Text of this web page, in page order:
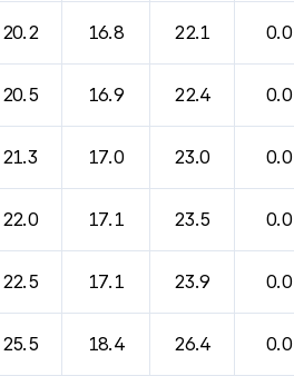
20.2 16.8 22.1 0.0
20.5 16.9 22.4 0.0
21.3 17.0 23.0 0.0
22.0 17.1 23.5 0.0
22.5 17.1 23.9 0.0
25.5 18.4 26.4 0.0